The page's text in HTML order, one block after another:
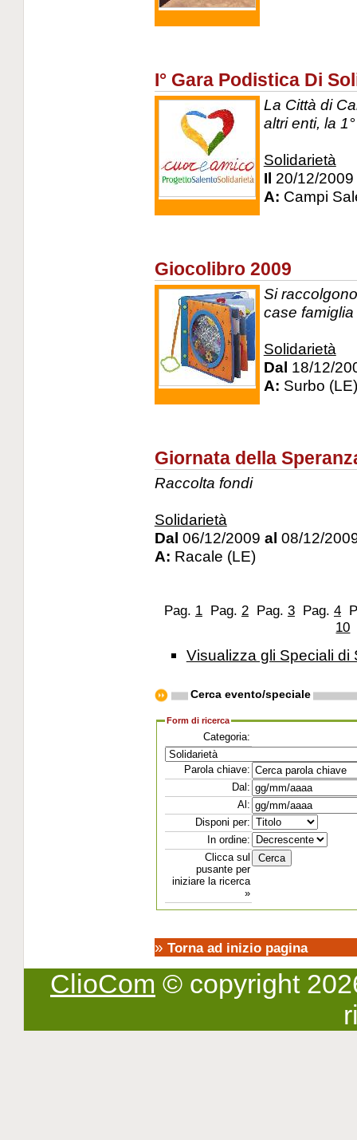
I° Gara Podistica Di
La Città di
altri enti, la
Solidarietà
Il 20/12/2009
A: Campi
Giocolibro 2009
Si
case
Solidarietà
Dal 18/12/
A: Surbo (LE)
Giornata della
Raccolta fondi
Solidarietà
Dal 06/12/2009 al 08/12/
A: Racale (LE)
Pag. 1 Pag. 2 Pag. 3 Pag. 4
10
Visualizza gli Speciali di
Cerca evento/speciale
Form di ricerca
Categoria:
Parola chiave:
Dal:
Al:
Disponi per:
In ordine:
Clicca sul
pusante per
iniziare la ricerca
»
» Torna ad inizio pagina
ClioCom © copyright